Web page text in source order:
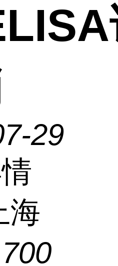
29
海
700